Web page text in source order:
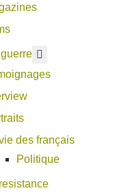
des français
Politique